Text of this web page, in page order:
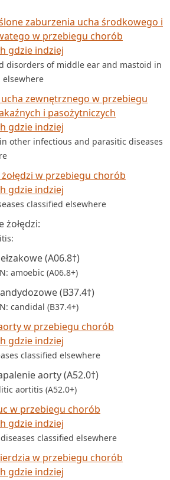
zaburzenia ucha środkowego i
w przebiegu chorób
gdzie indziej
disorders of middle ear and mastoid in
elsewhere
zewnętrznego w przebiegu
i pasożytniczych
gdzie indziej
other infectious and parasitic diseases
w przebiegu chorób
gdzie indziej
classified elsewhere
żołędzi:
(A06.8†)
amoebic (A06.8+)
(B37.4†)
candidal (B37.4+)
w przebiegu chorób
gdzie indziej
classified elsewhere
aorty (A52.0†)
aortitis (A52.0+)
w przebiegu chorób
gdzie indziej
classified elsewhere
w przebiegu chorób
gdzie indziej